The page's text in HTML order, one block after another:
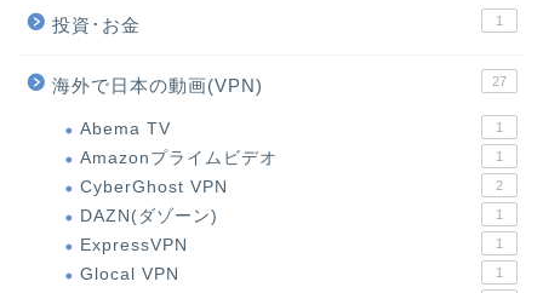
投資･お金 1
海外で日本の動画(VPN) 27
Abema TV 1
Amazonプライムビデオ 1
CyberGhost VPN 2
DAZN(ダゾーン) 1
ExpressVPN 1
Glocal VPN 1